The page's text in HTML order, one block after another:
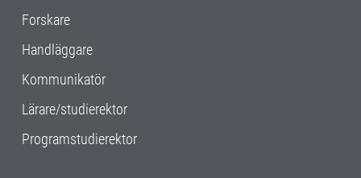
Forskare
Handläggare
Kommunikatör
Lärare/studierektor
Programstudierektor